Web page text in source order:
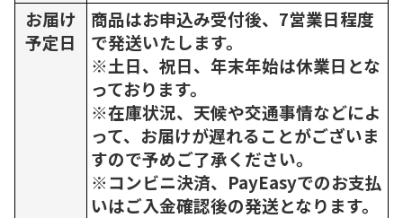
お届け
予定日
商品はお申込み受付後、7営業日程度
で発送いたします。
※土日、祝日、年末年始は休業日とな
っております。
※在庫状況、天候や交通事情などによ
って、お届けが遅れることがございま
すので予めご了承ください。
※コンビニ決済、PayEasyでのお支払
いはご入金確認後の発送となります。